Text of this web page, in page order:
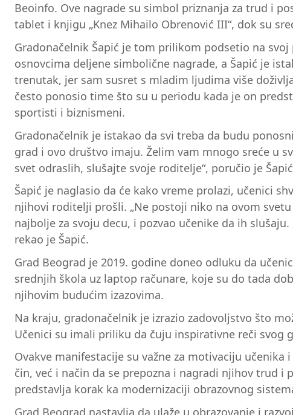
Beoinfo. Ove nagrade su simbol priznanja za trud i
tablet i knjigu „Knez Mihailo Obrenović III“, dok su
Gradonačelnik Šapić je tom prilikom podsetio na
osnovcima deljene simbolične nagrade, a Šapić je
trenutak, jer sam susret s mladim ljudima više
često ponosio time što su u periodu kada je on
sportisti i biznismeni.
Gradonačelnik je istakao da svi treba da budu
grad i ovo društvo imaju. Želim vam mnogo sreće u
svet odraslih, slušajte svoje roditelje“, poručio je
Šapić je naglasio da će kako vreme prolazi, učenici
njihovi roditelji prošli. „Ne postoji niko na ovom
najbolje za svoju decu, i pozvao učenike da ih
rekao je Šapić.
Grad Beograd je 2019. godine doneo odluku da
srednjih škola uz laptop računare, koje su do tada
njihovim budućim izazovima.
Na kraju, gradonačelnik je izrazio zadovoljstvo što
Učenici su imali priliku da čuju inspirativne reči svog
Ovakve manifestacije su važne za motivaciju
čin, već i način da se prepozna i nagradi njihov trud
predstavlja korak ka modernizaciji obrazovnog
Grad Beograd nastavlja da ulaže u obrazovanje i